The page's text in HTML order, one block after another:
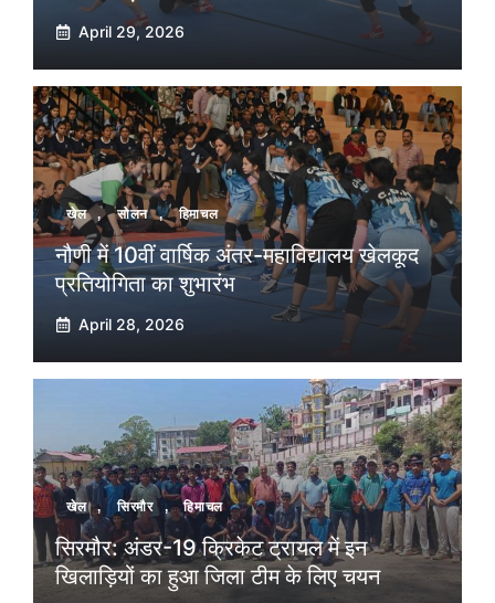
April 29, 2026
खेल , सोलन , हिमाचल
नौणी में 10वीं वार्षिक अंतर-महाविद्यालय खेलकूद
प्रतियोगिता का शुभारंभ
April 28, 2026
खेल , सिरमौर , हिमाचल
सिरमौर: अंडर-19 क्रिकेट ट्रायल में इन
खिलाड़ियों का हुआ जिला टीम के लिए चयन